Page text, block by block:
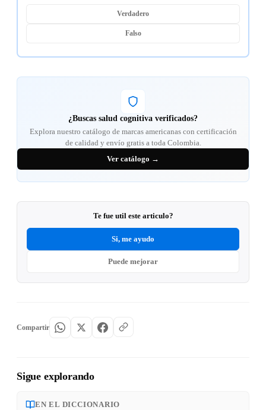
Verdadero
Falso
¿Buscas salud cognitiva verificados?
Explora nuestro catálogo de marcas americanas con certificación
de calidad y envío gratis a toda Colombia.
Ver catálogo →
Te fue util este articulo?
Si, me ayudo
Puede mejorar
Compartir
Sigue explorando
EN EL DICCIONARIO